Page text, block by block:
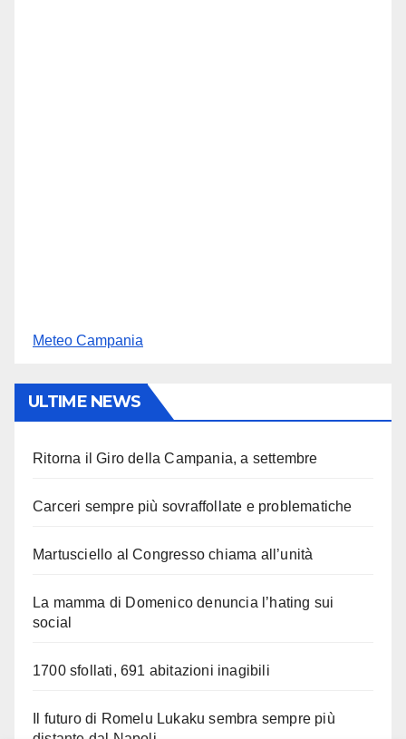
Meteo Campania
ULTIME NEWS
Ritorna il Giro della Campania, a settembre
Carceri sempre più sovraffollate e problematiche
Martusciello al Congresso chiama all’unità
La mamma di Domenico denuncia l’hating sui
social
1700 sfollati, 691 abitazioni inagibili
Il futuro di Romelu Lukaku sembra sempre più